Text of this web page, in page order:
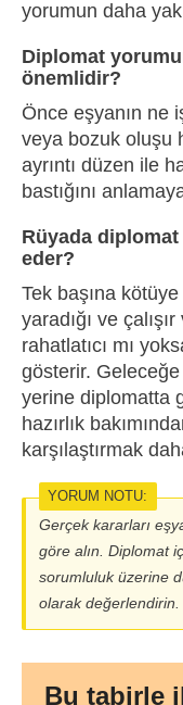
yorumun daha
Diplomat
önemlidir?
Önce eşyanın ne
veya bozuk oluşu
ayrıntı düzen ile
bastığını
Rüyada
eder?
Tek başına
yaradığı ve
rahatlatıcı mı
gösterir.
yerine diplomatta
hazırlık
karşılaştırmak
YORUM NOTU:
Gerçek kararları
göre alın. Diplomat
sorumluluk üzerine
olarak değerlendirin.
Bu tabirle